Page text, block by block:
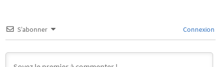
S’abonner Connexion